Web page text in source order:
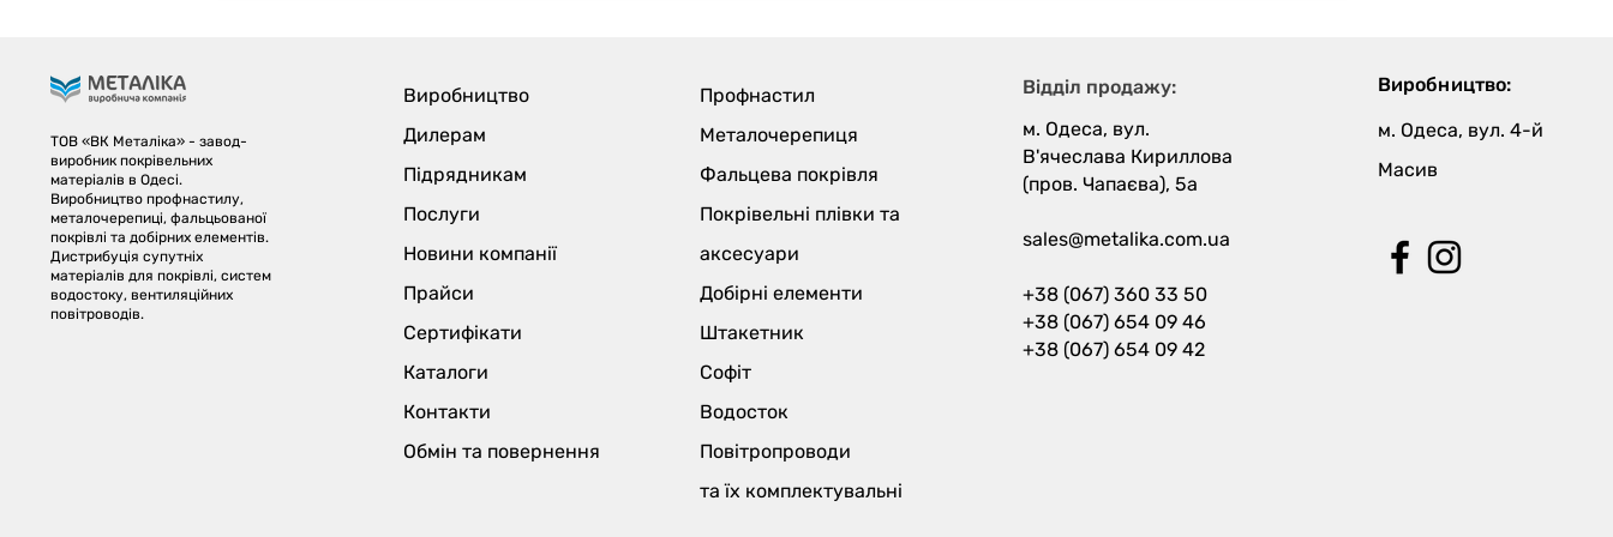
ТОВ «ВК Металіка» - завод-
виробник покрівельних
матеріалів в Одесі.
Виробництво профнастилу,
металочерепиці, фальцьованої
покрівлі та добірних елементів.
Дистрибуція супутніх
матеріалів для покрівлі, систем
водостоку, вентиляційних
повітроводів.
Виробництво
Дилерам
Підрядникам
Послуги
Новини компанії
Прайси
Сертифікати
Каталоги
Контакти
Обмін та повернення
Профнастил
Металочерепиця
Фальцева покрівля
Покрівельні плівки та
аксесуари
Добірні елементи
Штакетник
Софіт
Водосток
Повітропроводи
та їх комплектувальні
Відділ продажу:
м. Одеса, вул.
В'ячеслава Кириллова
(пров. Чапаєва), 5а
sales@metalika.com.ua
+38 (067) 360 33 50
+38 (067) 654 09 46
+38 (067) 654 09 42
Виробництво:
м. Одеса, вул. 4-й
Масив